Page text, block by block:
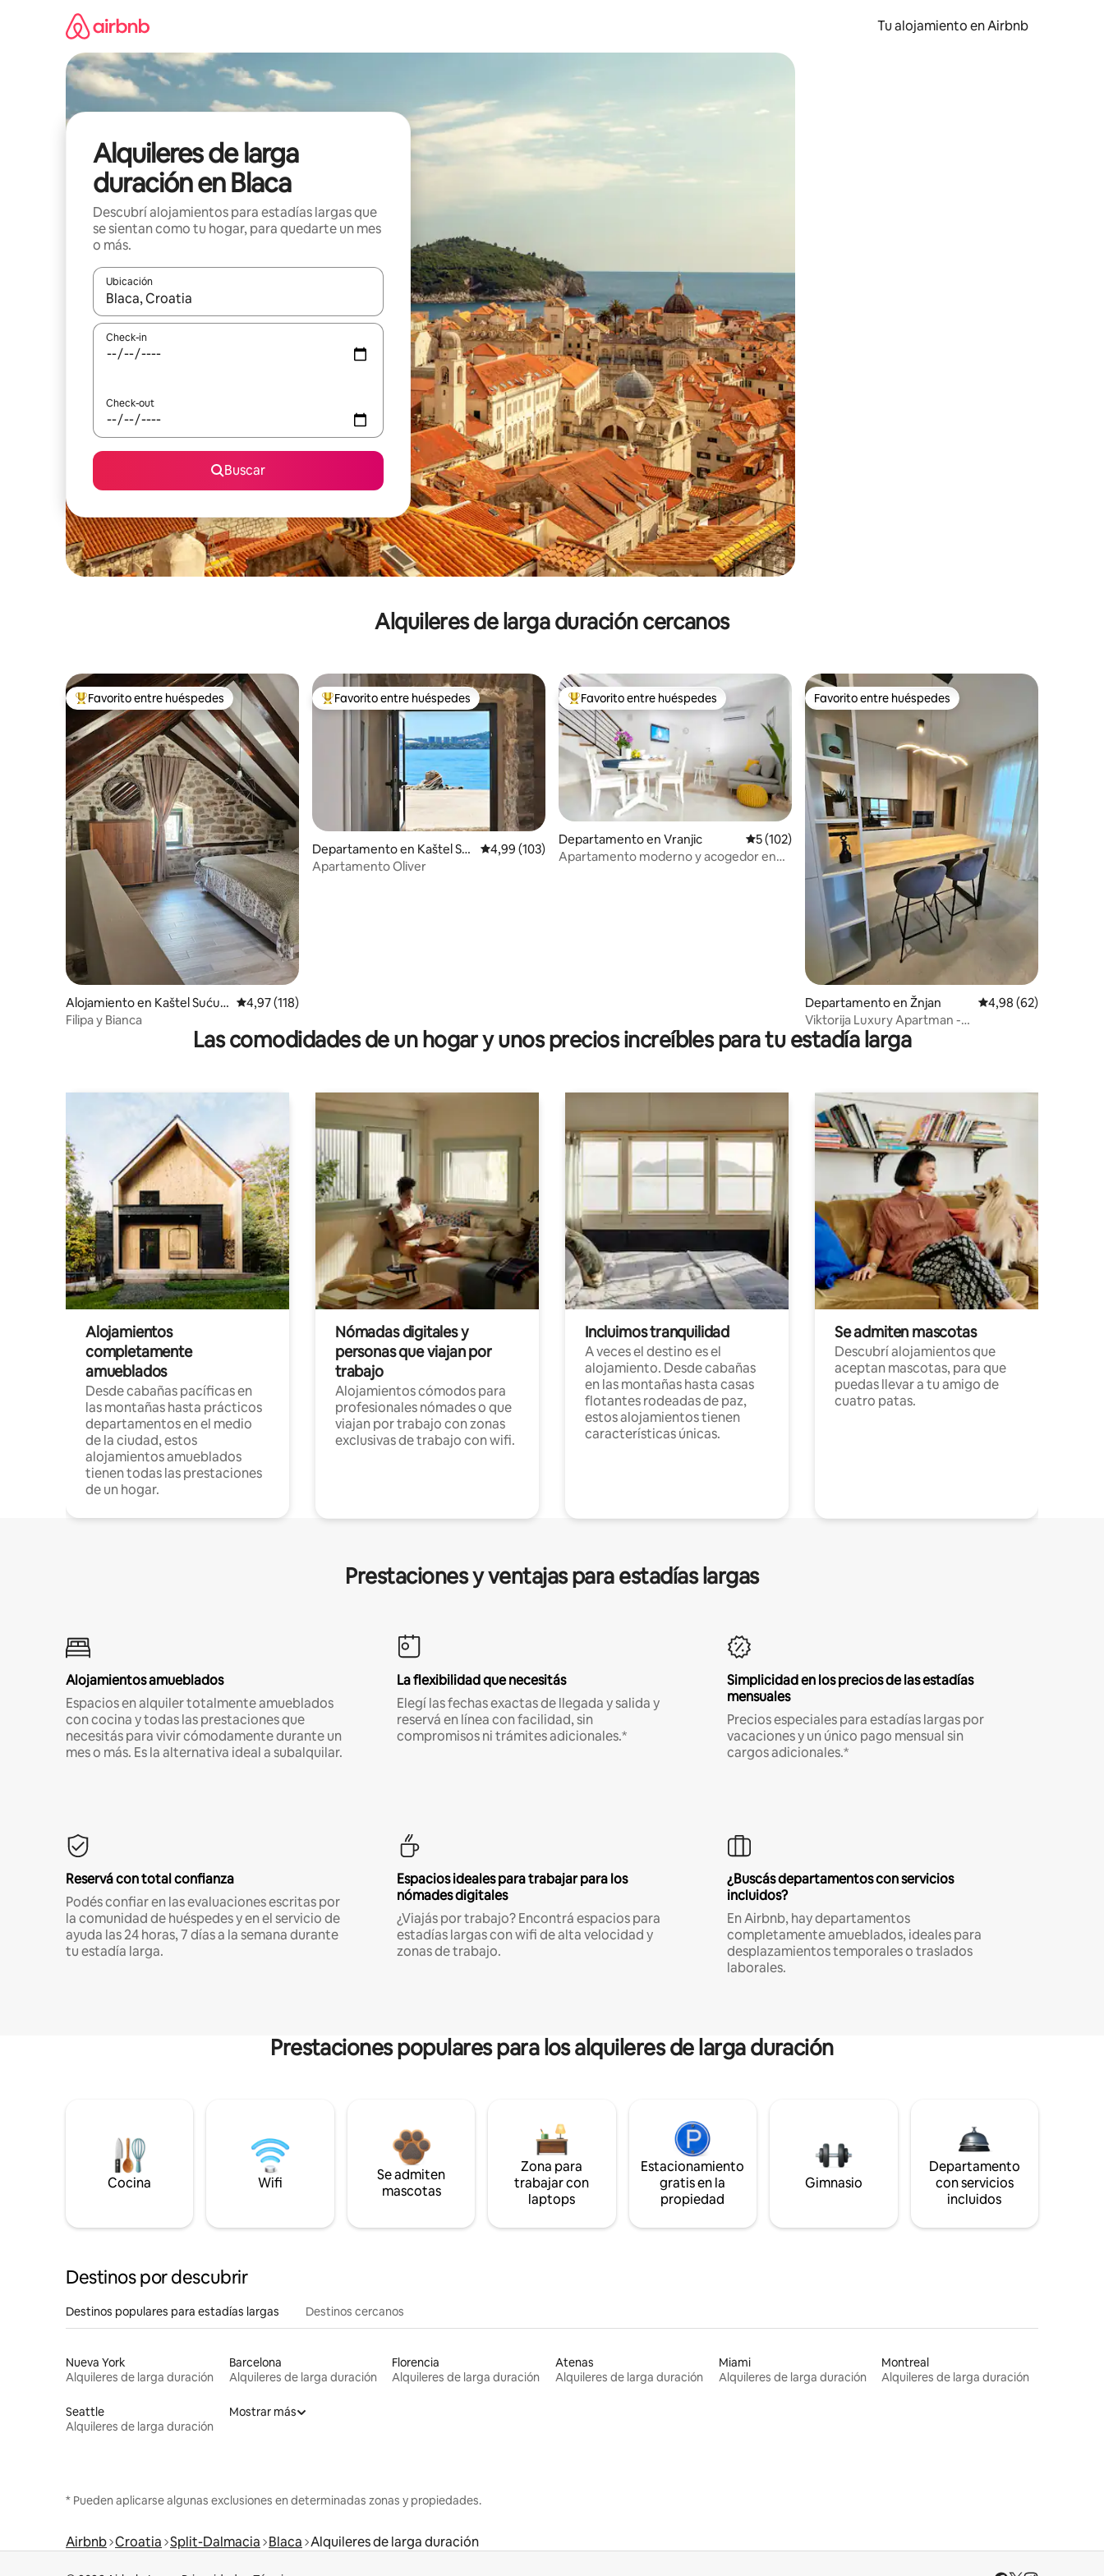
Tu alojamiento en Airbnb
Alquileres de larga
duración en Blaca
Descubrí alojamientos para estadías largas que
se sientan como tu hogar, para quedarte un mes
o más.
Ubicación
Cuando los resultados estén disponibles, navegá con las teclas de flecha hacia arriba y hacia abajo o explorá deslizando el dedo.
Check-in
Check-out
Buscar
Alquileres de larga duración cercanos
Favorito entre los huéspedes más destacados
Favorito entre huéspedes
Alojamiento en Kaštel Sućur
ac
Calificación promedio: 4,97 de 5. 118 evaluaciones
4,97 (118)
Filipa y Bianca
Favorito entre los huéspedes más destacados
Favorito entre huéspedes
Departamento en Kaštel Su
ćurac
Calificación promedio: 4,99 de 5. 103 evaluaciones
4,99 (103)
Apartamento Oliver
Favorito entre los huéspedes más destacados
Favorito entre huéspedes
Departamento en Vranjic Calificación promedio: 5 de 5. 102 evaluaciones
5 (102)
Apartamento moderno y acogedor en
Favorito entre huéspedes
Favorito entre huéspedes
Departamento en Žnjan Calificación
4,98 (62)
Viktorija Luxury Apartman -
estacionamiento y vista al mar
Las comodidades de un hogar y unos precios increíbles para tu estadía larga
Alojamientos
completamente
amueblados
Desde cabañas pacíficas en
las montañas hasta prácticos
departamentos en el medio
de la ciudad, estos
alojamientos amueblados
tienen todas las prestaciones
de un hogar.
Nómadas digitales y
personas que viajan por
trabajo
Alojamientos cómodos para
profesionales nómades o que
viajan por trabajo con zonas
exclusivas de trabajo con wifi.
Incluimos tranquilidad
A veces el destino es el
alojamiento. Desde cabañas
en las montañas hasta casas
flotantes rodeadas de paz,
estos alojamientos tienen
características únicas.
Se admiten mascotas
Descubrí alojamientos que
aceptan mascotas, para que
puedas llevar a tu amigo de
cuatro patas.
Prestaciones y ventajas para estadías largas
Alojamientos amueblados
Espacios en alquiler totalmente amueblados
con cocina y todas las prestaciones que
necesitás para vivir cómodamente durante un
mes o más. Es la alternativa ideal a subalquilar.
La flexibilidad que necesitás
Elegí las fechas exactas de llegada y salida y
reservá en línea con facilidad, sin
compromisos ni trámites adicionales.*
Simplicidad en los precios de las estadías
mensuales
Precios especiales para estadías largas por
vacaciones y un único pago mensual sin
cargos adicionales.*
Reservá con total confianza
Podés confiar en las evaluaciones escritas por
la comunidad de huéspedes y en el servicio de
ayuda las 24 horas, 7 días a la semana durante
tu estadía larga.
Espacios ideales para trabajar para los
nómades digitales
¿Viajás por trabajo? Encontrá espacios para
estadías largas con wifi de alta velocidad y
zonas de trabajo.
¿Buscás departamentos con servicios
incluidos?
En Airbnb, hay departamentos
completamente amueblados, ideales para
desplazamientos temporales o traslados
laborales.
Prestaciones populares para los alquileres de larga duración
Cocina Wifi
Se admiten
mascotas
Zona para
trabajar con
laptops
Estacionamiento
gratis en la
propiedad
Gimnasio
Departamento
con servicios
incluidos
Destinos por descubrir
Destinos populares para estadías largas Destinos cercanos
Nueva York
Alquileres de larga duración
Barcelona
Alquileres de larga duración
Florencia
Alquileres de larga duración
Atenas
Alquileres de larga duración
Miami
Alquileres de larga duración
Montreal
Alquileres de larga duración
Seattle
Alquileres de larga duración
Mostrar más
* Pueden aplicarse algunas exclusiones en determinadas zonas y propiedades.
Airbnb Croatia Split-Dalmacia Blaca Alquileres de larga duración